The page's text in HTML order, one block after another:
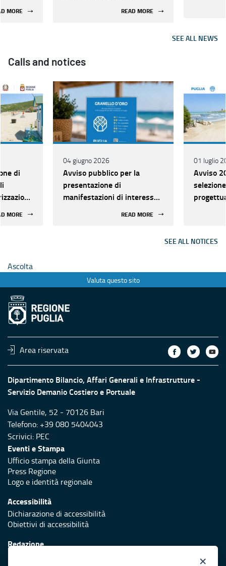
MORE READ MORE
SEE ALL NEWS
Calls and notices
di
MORE
04 giugno 2026
Avviso pubblico per la
presentazione di
manifestazioni di interesse
delle Spiagge Sostenibili e
Inclusive di Puglia
READ MORE
01 luglio
Avviso
SEE ALL NOTICES
Ascolta
Valuta questo sito
Area riservata
Dipartimento Bilancio, Affari Generali e Infrastrutture -
Servizio Demanio Costiero e Portuale
Via Gentile, 52 - 70126 Bari
Telefono: +39 080 5404043
Scrivici: PEC
Eventi e Stampa
Ufficio stampa della Giunta
Press Regione
Logo e identità regionale
Accessibilità
Dichiarazione di accessibilità
Obiettivi di accessibilità
Redazione
×